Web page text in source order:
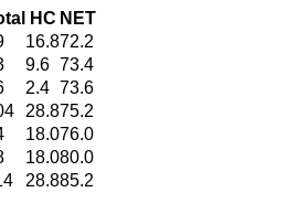
HC NET
16.872.2
9.6 73.4
2.4 73.6
28.875.2
18.076.0
18.080.0
28.885.2